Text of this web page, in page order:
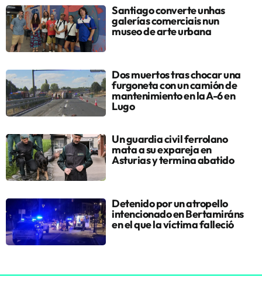
Santiago converte unhas
galerías comerciais nun
museo de arte urbana
Dos muertos tras chocar una
furgoneta con un camión de
mantenimiento en la A-6 en
Lugo
Un guardia civil ferrolano
mata a su expareja en
Asturias y termina abatido
Detenido por un atropello
intencionado en Bertamiráns
en el que la víctima falleció